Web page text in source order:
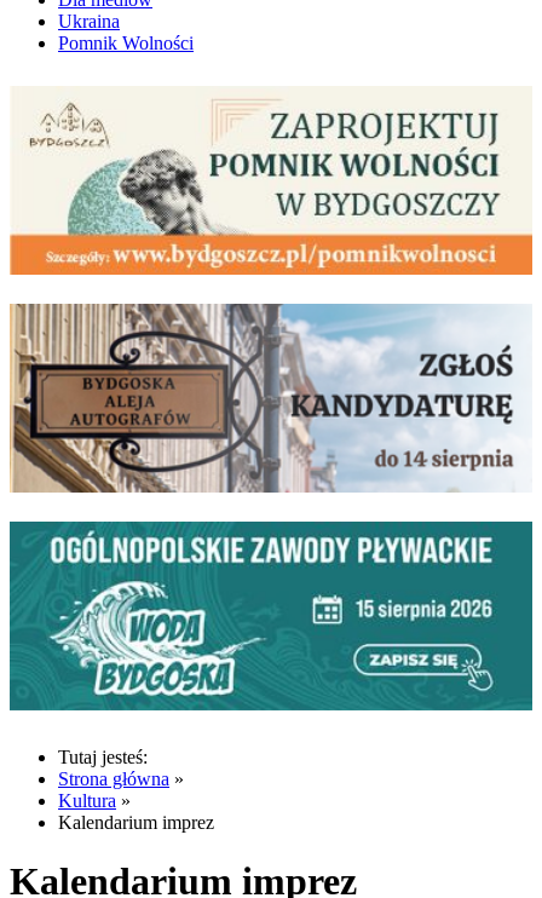
Ukraina
Pomnik Wolności
Tutaj jesteś:
Strona główna »
Kultura »
Kalendarium imprez
Kalendarium imprez